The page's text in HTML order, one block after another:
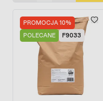
PROMOCJA 10%
POLECANE
F9033